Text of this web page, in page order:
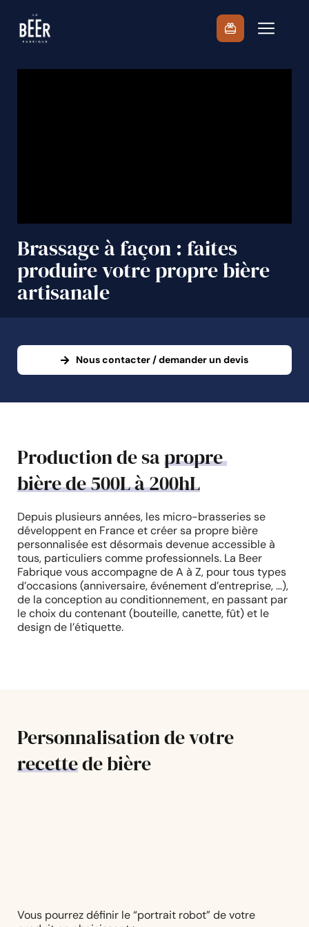
contenu
Brassage à façon : faites
produire votre propre bière
artisanale
Nous contacter / demander un devis
Production de sapropre
bière de 500L à 200hL
Depuis plusieurs années, les micro-brasseries se
développent en France et créer sa propre bière
personnalisée est désormais devenue accessible à
tous, particuliers comme professionnels. La Beer
Fabrique vous accompagne de A à Z, pour tous types
d’occasions (anniversaire, événement d’entreprise, …),
de la conception au conditionnement, en passant par
le choix du contenant (bouteille, canette, fût) et le
design de l’étiquette.
Personnalisation de votre
recettede bière
Vous pourrez définir le “portrait robot” de votre